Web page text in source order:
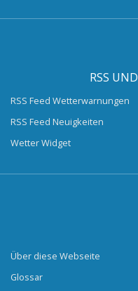
RSS
RSS Feed Wetterwarnungen
RSS Feed Neuigkeiten
Wetter Widget
Über diese Webseite
Glossar